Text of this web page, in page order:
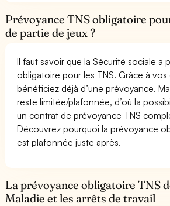
Prévoyance TNS obligatoire
de partie de jeux ?
Il faut savoir que la Sécurité sociale a
obligatoire pour les TNS. Grâce à
bénéficiez déjà d’une prévoyance.
reste limitée/plafonnée, d’où la
un contrat de prévoyance TNS
Découvrez pourquoi la prévoyance
est plafonnée juste après.
La prévoyance obligatoire TNS
Maladie et les arrêts de travail